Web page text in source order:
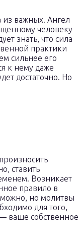
важных. Ангел
человеку
знать, что сила
практики
сильнее его
к нему даже
достаточно. Но
ставить
Возникает
правило в
можно, но молитвы
для того,
ваше собственное